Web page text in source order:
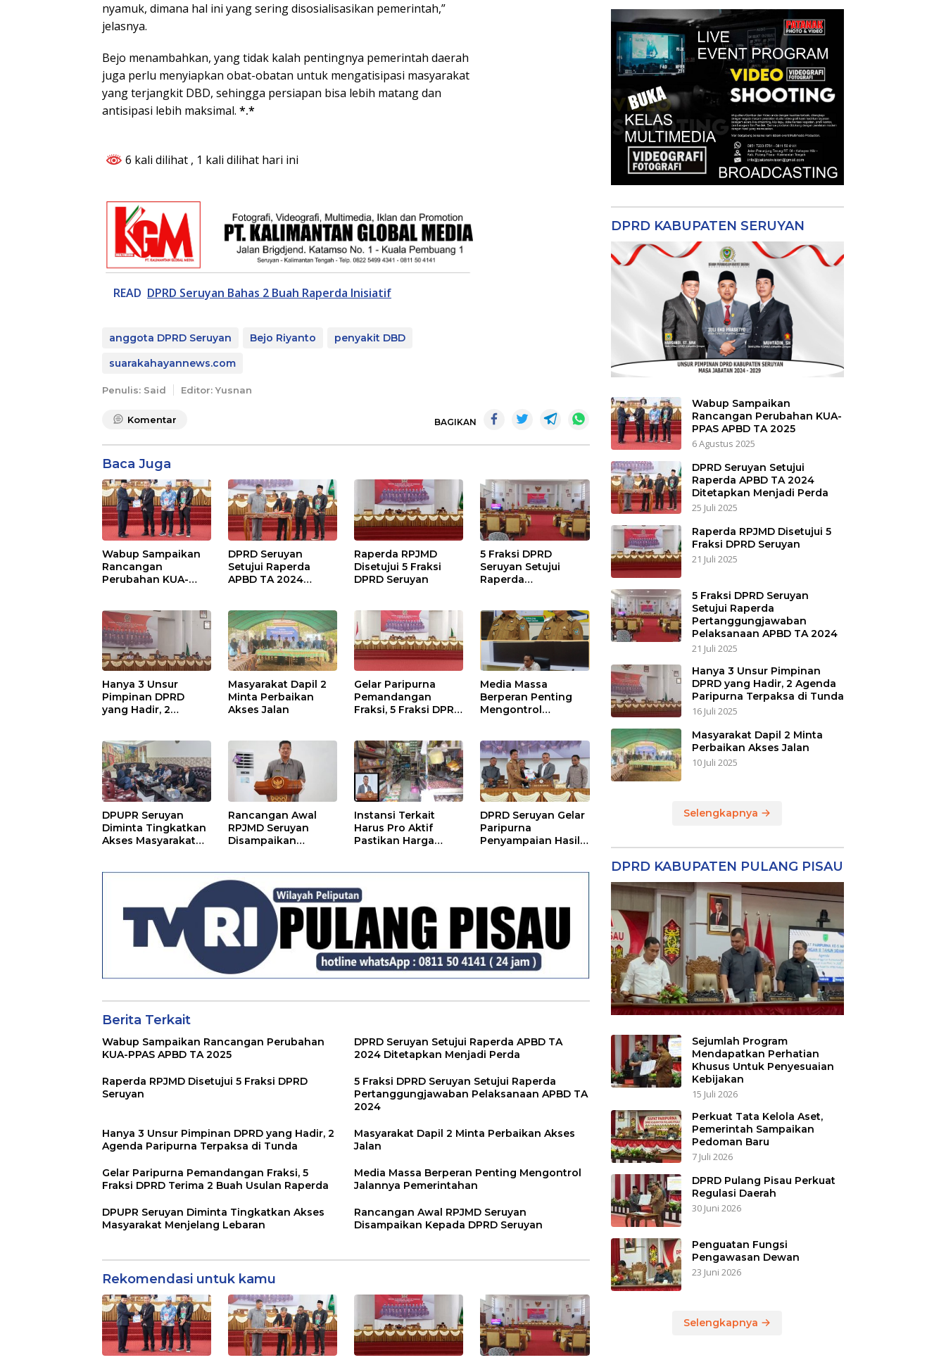
nyamuk, dimana hal ini yang sering disosialisasikan pemerintah,”
jelasnya.
Bejo menambahkan, yang tidak kalah pentingnya pemerintah daerah
juga perlu menyiapkan obat-obatan untuk mengatisipasi masyarakat
yang terjangkit DBD, sehingga persiapan bisa lebih matang dan
antisipasi lebih maksimal. *.*
6 kali dilihat , 1 kali dilihat hari ini
READ DPRD Seruyan Bahas 2 Buah Raperda Inisiatif
anggota DPRD Seruyan Bejo Riyanto
penyakit DBD
suarakahayannews.com
Penulis: Said Editor: Yusnan
Komentar BAGIKAN
Baca Juga
Wabup Sampaikan
Rancangan
Perubahan KUA-
DPRD Seruyan
Setujui Raperda
APBD TA 2024
Raperda RPJMD
Disetujui 5 Fraksi
DPRD Seruyan
5 Fraksi DPRD
Seruyan Setujui
Raperda
TA 2024
Hanya 3 Unsur
Pimpinan DPRD
yang Hadir, 2
Masyarakat Dapil 2
Minta Perbaikan
Akses Jalan
Gelar Paripurna
Pemandangan
Fraksi, 5 Fraksi DPRD
Media Massa
Berperan Penting
Mengontrol
DPUPR Seruyan
Diminta Tingkatkan
Akses Masyarakat
Rancangan Awal
RPJMD Seruyan
Disampaikan
Instansi Terkait
Harus Pro Aktif
Pastikan Harga
DPRD Seruyan Gelar
Paripurna
Penyampaian Hasil
Berita Terkait
Wabup Sampaikan Rancangan Perubahan
KUA-PPAS APBD TA 2025
DPRD Seruyan Setujui Raperda APBD TA
2024 Ditetapkan Menjadi Perda
Raperda RPJMD Disetujui 5 Fraksi DPRD
Seruyan
5 Fraksi DPRD Seruyan Setujui Raperda
Pertanggungjawaban Pelaksanaan APBD TA
2024
Hanya 3 Unsur Pimpinan DPRD yang Hadir, 2
Agenda Paripurna Terpaksa di Tunda
Masyarakat Dapil 2 Minta Perbaikan Akses
Jalan
Gelar Paripurna Pemandangan Fraksi, 5
Fraksi DPRD Terima 2 Buah Usulan Raperda
Media Massa Berperan Penting Mengontrol
Jalannya Pemerintahan
DPUPR Seruyan Diminta Tingkatkan Akses
Masyarakat Menjelang Lebaran
Rancangan Awal RPJMD Seruyan
Disampaikan Kepada DPRD Seruyan
Rekomendasi untuk kamu
DPRD KABUPATEN SERUYAN
Wabup Sampaikan
Rancangan Perubahan KUA-
PPAS APBD TA 2025
6 Agustus 2025
DPRD Seruyan Setujui
Raperda APBD TA 2024
Ditetapkan Menjadi Perda
25 Juli 2025
Raperda RPJMD Disetujui 5
Fraksi DPRD Seruyan
21 Juli 2025
5 Fraksi DPRD Seruyan
Setujui Raperda
Pertanggungjawaban
Pelaksanaan APBD TA 2024
21 Juli 2025
Hanya 3 Unsur Pimpinan
DPRD yang Hadir, 2 Agenda
Paripurna Terpaksa di Tunda
16 Juli 2025
Masyarakat Dapil 2 Minta
Perbaikan Akses Jalan
10 Juli 2025
Selengkapnya
DPRD KABUPATEN PULANG PISAU
Sejumlah Program
Mendapatkan Perhatian
Khusus Untuk Penyesuaian
Kebijakan
15 Juli 2026
Perkuat Tata Kelola Aset,
Pemerintah Sampaikan
Pedoman Baru
7 Juli 2026
DPRD Pulang Pisau Perkuat
Regulasi Daerah
30 Juni 2026
Penguatan Fungsi
Pengawasan Dewan
23 Juni 2026
Selengkapnya